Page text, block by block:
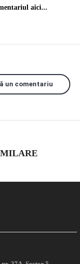
un comentariu